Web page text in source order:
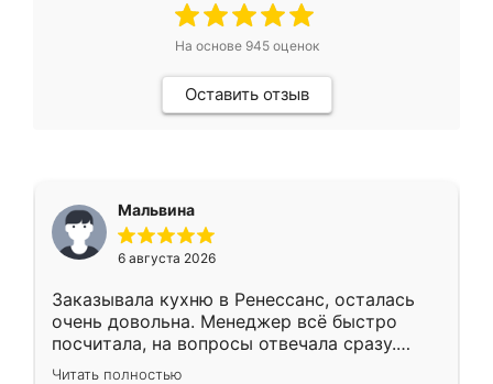
На основе 945оценок
Оставить отзыв
Мальвина
6 августа 2026
Заказывала кухню в Ренессанс, осталась
очень довольна. Менеджер всё быстро
посчитала, на вопросы отвечала сразу.
Замерщик приехал в субботу, подошёл к
Читать полностью